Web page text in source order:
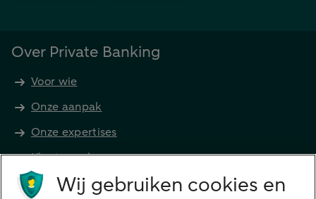
Over Private Banking
Voor wie
Onze aanpak
Onze expertises
Klant worden
ProductenWij gebruiken cookies en